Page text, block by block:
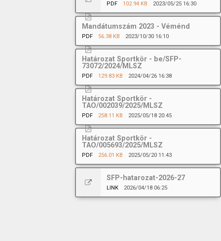
PDF 102.94 KB 2023/05/25 16:30
Mandátumszám 2023 - Véménd
PDF 56.38 KB 2023/10/30 16:10
Határozat Sportkör - be/SFP-
73072/2024/MLSZ
PDF 129.83 KB 2024/04/26 16:38
Határozat Sportkör -
TAO/002039/2025/MLSZ
PDF 258.11 KB 2025/05/18 20:45
Határozat Sportkör -
TAO/005693/2025/MLSZ
PDF 256.01 KB 2025/05/20 11:43
SFP-hatarozat-2026-27
LINK 2026/04/18 06:25